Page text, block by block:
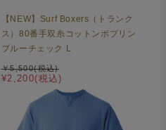
【NEW】Surf Boxers（トランク
ス）80番手双糸コットンポプリン
ブルーチェック L
¥2,200(税込)
￥5,500(税込)